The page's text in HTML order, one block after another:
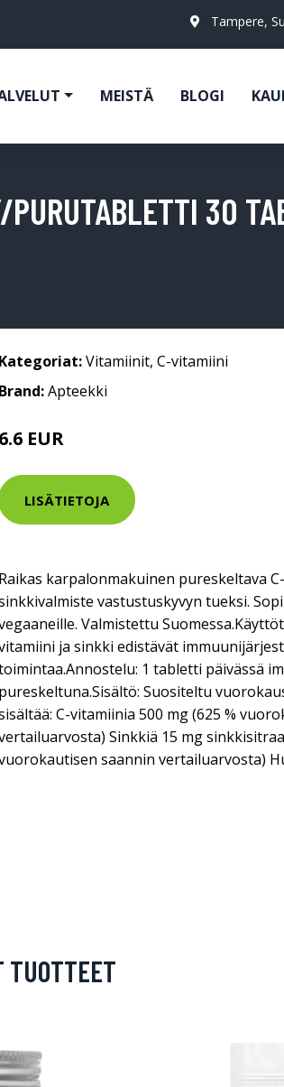
Tampere,
MEISTÄ BLOGI
30
Kategoriat:Vitamiinit, C-vitamiini
Brand:Apteekki
6.6 EUR
LISÄTIETOJA
Raikas karpalonmakuinen pureskeltava
vastustuskyvyn tueksi.
Valmistettu
ja sinkki edistävät
1 tabletti päivässä
pureskeltuna.Sisältö: Suositeltu
C-vitamiinia 500 mg (625 %
Sinkkiä 15 mg
saannin vertailuarvosta)
TUOTTEET